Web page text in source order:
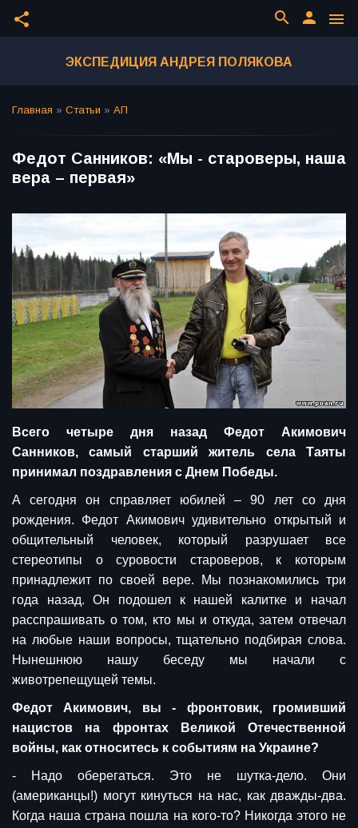
share menu
person
search
ЭКСПЕДИЦИЯ АНДРЕЯ ПОЛЯКОВА
Главная » Статьи » АП
Федот Санников: «Мы - староверы, наша
вера – первая»
Всего четыре дня назад Федот Акимович
Санников, самый старший житель села Таяты
принимал поздравления с Днем Победы.
А сегодня он справляет юбилей – 90 лет со дня
рождения. Федот Акимович удивительно открытый и
общительный человек, который разрушает все
стереотипы о суровости староверов, к которым
принадлежит по своей вере. Мы познакомились три
года назад. Он подошел к нашей калитке и начал
расспрашивать о том, кто мы и откуда, затем отвечал
на любые наши вопросы, тщательно подбирая слова.
Нынешнюю нашу беседу мы начали с
животрепещущей темы.
Федот Акимович, вы - фронтовик, громивший
нацистов на фронтах Великой Отечественной
войны, как относитесь к событиям на Украине?
- Надо оберегаться. Это не шутка-дело. Они
(американцы!) могут кинуться на нас, как дважды-два.
Когда наша страна пошла на кого-то? Никогда этого не